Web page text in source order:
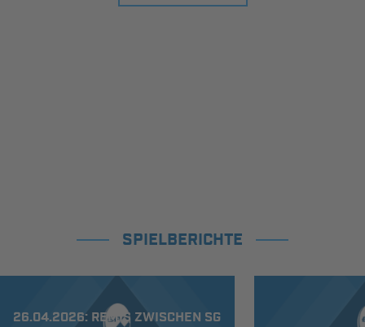
SPIELBERICHTE
26.04.2026: REMIS ZWISCHEN SG